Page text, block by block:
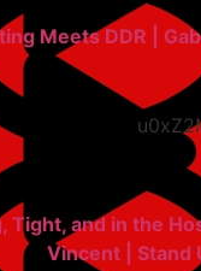
Parenting Meets
Young, Tight, and in
Vincent |